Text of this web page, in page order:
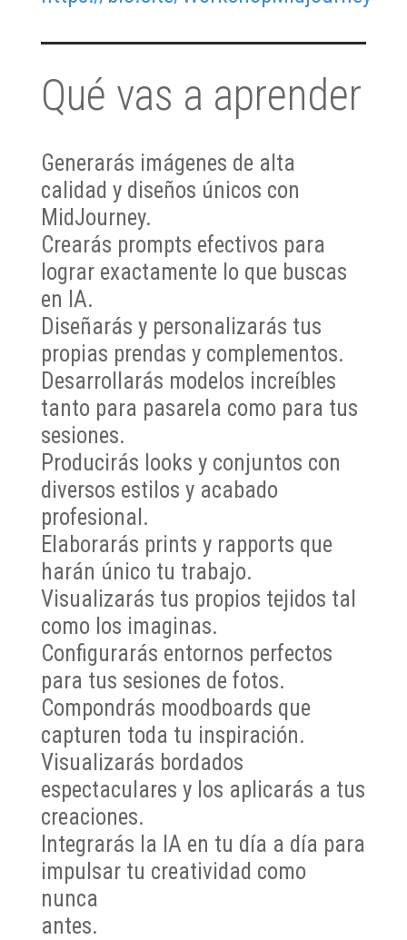
Qué vas a aprender
Generarás imágenes de alta
calidad y diseños únicos con
MidJourney.
Crearás prompts efectivos para
lograr exactamente lo que buscas
en IA.
Diseñarás y personalizarás tus
propias prendas y complementos.
Desarrollarás modelos increíbles
tanto para pasarela como para tus
sesiones.
Producirás looks y conjuntos con
diversos estilos y acabado
profesional.
Elaborarás prints y rapports que
harán único tu trabajo.
Visualizarás tus propios tejidos tal
como los imaginas.
Configurarás entornos perfectos
para tus sesiones de fotos.
Compondrás moodboards que
capturen toda tu inspiración.
Visualizarás bordados
espectaculares y los aplicarás a tus
creaciones.
Integrarás la IA en tu día a día para
impulsar tu creatividad como
nunca
antes.